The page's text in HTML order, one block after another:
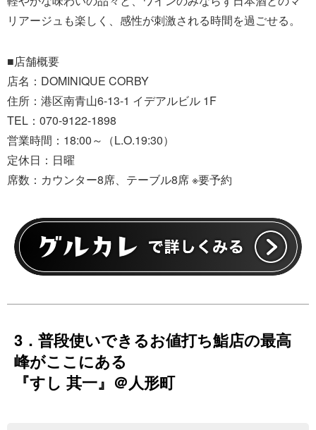
リアージュも楽しく、感性が刺激される時間を過ごせる。
■店舗概要
店名：DOMINIQUE CORBY
住所：港区南青山6-13-1 イデアルビル 1F
TEL：070-9122-1898
営業時間：18:00～（L.O.19:30）
定休日：日曜
席数：カウンター8席、テーブル8席 ※要予約
3．普段使いできるお値打ち鮨店の最高
峰がここにある
『すし 其一』＠人形町